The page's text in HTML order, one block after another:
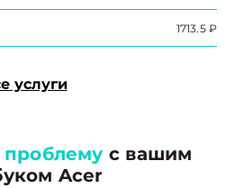
1713.5 ₽
услуги
с вашим
Acer